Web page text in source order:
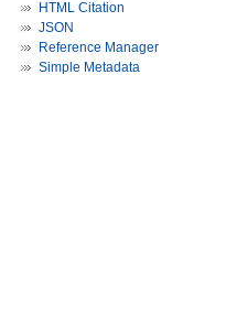
HTML Citation
JSON
Reference Manager
Simple Metadata